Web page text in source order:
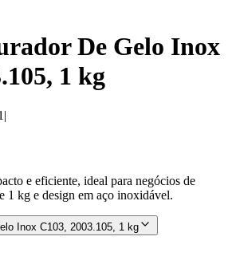
De Gelo Inox
1 kg
|
e eficiente, ideal para negócios de
1 kg e design em aço inoxidável.
Inox C103, 2003.105, 1 kg